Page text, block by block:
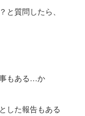
質問したら、
もある…か
した報告もある